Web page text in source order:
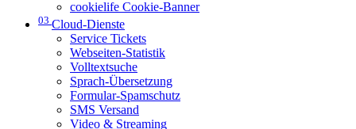
cookielife Cookie-Banner
03 Cloud-Dienste
Service Tickets
Webseiten-Statistik
Volltextsuche
Sprach-Übersetzung
Formular-Spamschutz
SMS Versand
Video & Streaming